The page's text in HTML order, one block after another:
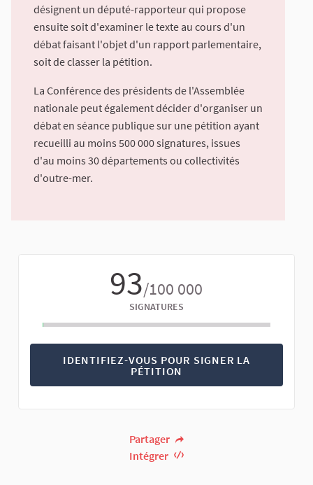
désignent un député-rapporteur qui propose
ensuite soit d'examiner le texte au cours d'un
débat faisant l'objet d'un rapport parlementaire,
soit de classer la pétition.
La Conférence des présidents de l'Assemblée
nationale peut également décider d'organiser un
débat en séance publique sur une pétition ayant
recueilli au moins 500 000 signatures, issues
d'au moins 30 départements ou collectivités
d'outre-mer.
93/100 000
SIGNATURES
IDENTIFIEZ-VOUS POUR SIGNER LA
PÉTITION
Partager
Intégrer